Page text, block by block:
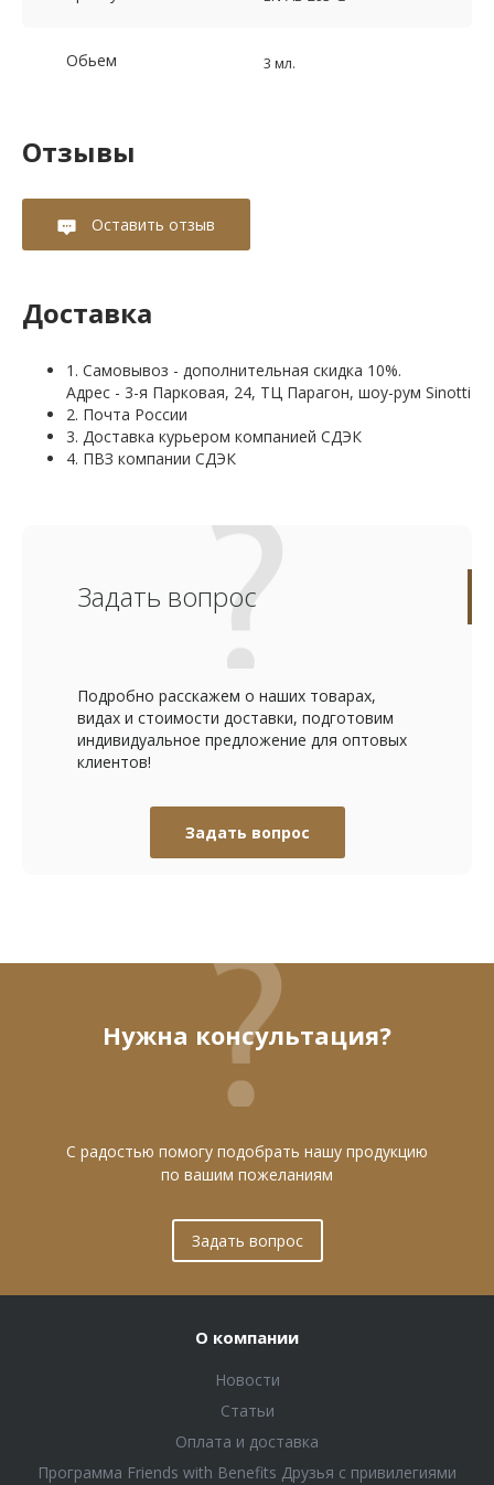
Обьем 3 мл.
Отзывы
Оставить отзыв
Доставка
1. Самовывоз - дополнительная скидка 10%.
Адрес - 3-я Парковая, 24, ТЦ Парагон, шоу-рум Sinotti
2. Почта России
3. Доставка курьером компанией СДЭК
4. ПВЗ компании СДЭК
Задать вопрос
Подробно расскажем о наших товарах,
видах и стоимости доставки, подготовим
индивидуальное предложение для оптовых
клиентов!
Задать вопрос
Нужна консультация?
С радостью помогу подобрать нашу продукцию
по вашим пожеланиям
Задать вопрос
О компании
Новости
Статьи
Оплата и доставка
Программа Friends with Benefits Друзья с привилегиями